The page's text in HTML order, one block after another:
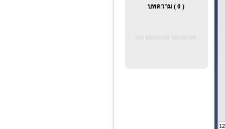
บทความ ( 0 )